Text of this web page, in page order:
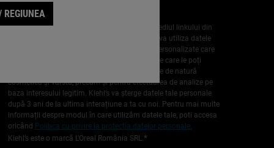
Te poți dezabona în orice moment prin intermediul linkului din
fiecare comunicare pe care o trimitem. Kiehl’s va utiliza datele
tale personale pentru a-ți trimite comunicări personalizate care
conțin oferte și noutăți pe baza informațiilor pe care le poți
comunica către noi, inclusiv caracteristicile tale de natură
cosmetică și vârsta, precum și pentru efectuarea de analize pe
baza interesului legitim. Kiehl’s va șterge datele tale personale
după 3 ani de la ultima interațiune a ta cu noi. Pentru mai multe
informații despre modul în care utilizăm datele tale, poti accesa
oricând Politica cu privire la protecția datelor personale.
Kiehl’s este o marcă L'Oreal România SRL.*